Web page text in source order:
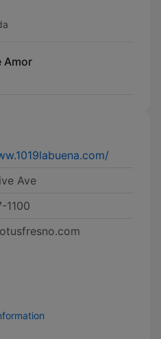
Amor
Ave
1100